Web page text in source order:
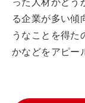
る企業が多い傾
うなことを得た
かなどをアピー